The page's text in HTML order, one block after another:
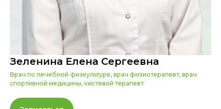
Зеленина Елена Сергеевна
Врач по лечебной физкультуре, врач физиотерапевт, врач
спортивной медицины, кистевой терапевт